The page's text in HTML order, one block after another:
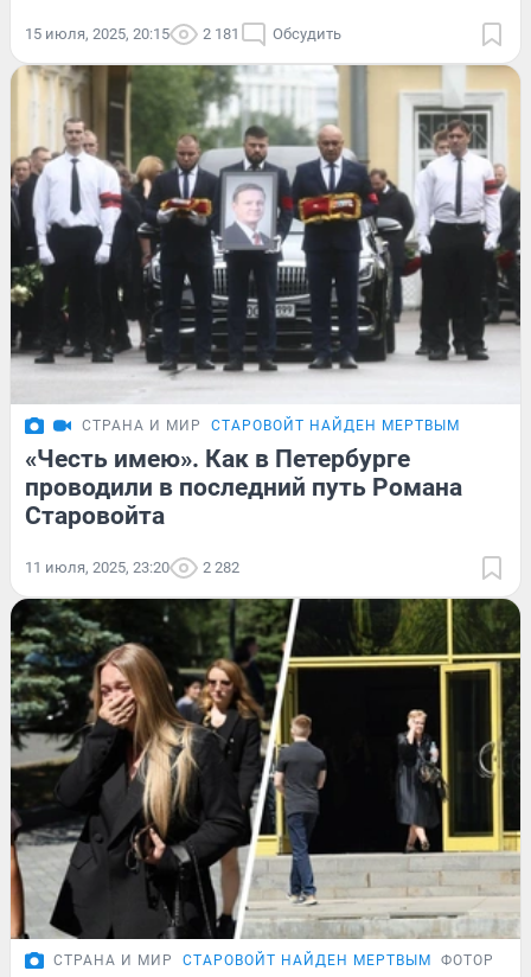
15 июля, 2025, 20:15 2 181 Обсудить
СТРАНА И МИР СТАРОВОЙТ НАЙДЕН МЕРТВЫМ
«Честь имею». Как в Петербурге
проводили в последний путь Романа
Старовойта
11 июля, 2025, 23:20 2 282
СТРАНА И МИР СТАРОВОЙТ НАЙДЕН МЕРТВЫМ